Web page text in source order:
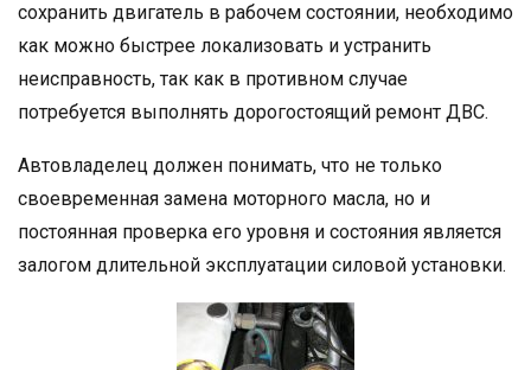
сохранить двигатель в рабочем состоянии, необходимо
как можно быстрее локализовать и устранить
неисправность, так как в противном случае
потребуется выполнять дорогостоящий ремонт ДВС.
Автовладелец должен понимать, что не только
своевременная замена моторного масла, но и
постоянная проверка его уровня и состояния является
залогом длительной эксплуатации силовой установки.